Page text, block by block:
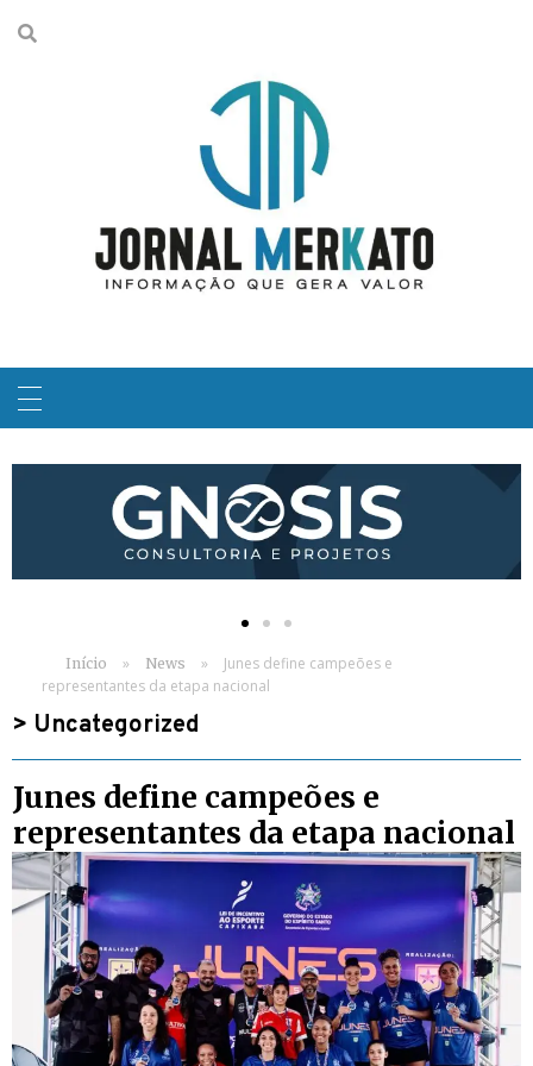
Início » News »
Junes define campeões e
representantes da etapa nacional
> Uncategorized
Junes define campeões e
representantes da etapa nacional